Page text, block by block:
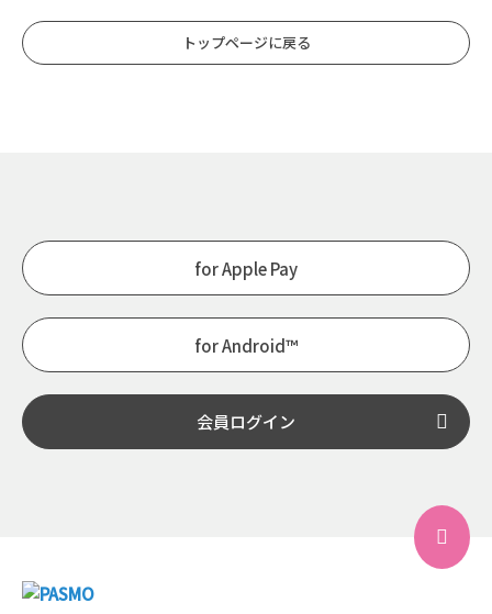
トップページに戻る
for Apple Pay
for Android™
会員ログイン